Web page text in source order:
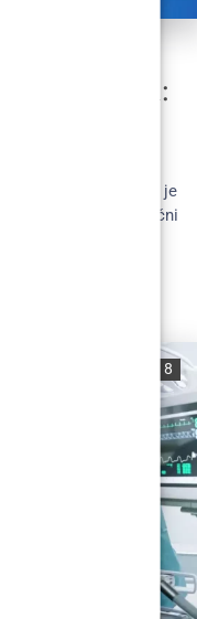
u Zagrebu:
se može zapitati je
bismo dobili stručni
8